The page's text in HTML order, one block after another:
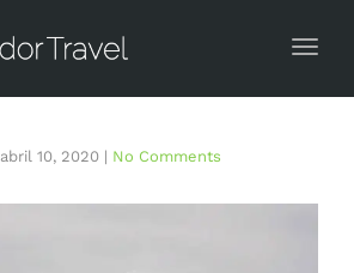
abril 10, 2020 | No Comments